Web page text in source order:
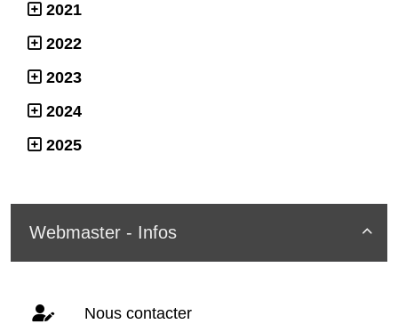
2021
2022
2023
2024
2025

Webmaster - Infos
Nous contacter